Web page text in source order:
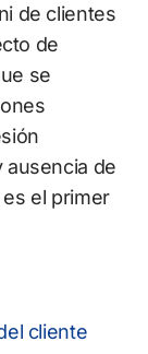
de clientes
de
se
ausencia de
el primer
cliente